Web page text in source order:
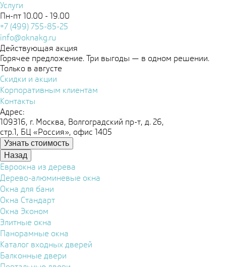
Услуги
Пн-пт 10.00 - 19.00
+7 (499) 755-85-25
info@oknakg.ru
Действующая акция
Горячее предложение. Три выгоды — в одном решении.
Только в августе
Скидки и акции
Корпоративным клиентам
Контакты
Адрес:
109316, г. Москва, Волгоградский пр-т, д. 26,
стр.1, БЦ «Россия», офис 1405
Узнать стоимость
Назад
Евроокна из дерева
Дерево-алюминевые окна
Окна для бани
Окна Стандарт
Окна Эконом
Элитные окна
Панорамные окна
Каталог входных дверей
Балконные двери